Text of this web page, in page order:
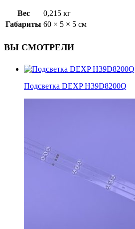
Вес
0,215 кг
Габариты 60 × 5 × 5 см
ВЫ СМОТРЕЛИ
Подсветка DEXP H39D8200Q